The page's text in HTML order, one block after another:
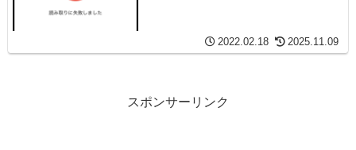
2022.02.18 2025.11.09
スポンサーリンク